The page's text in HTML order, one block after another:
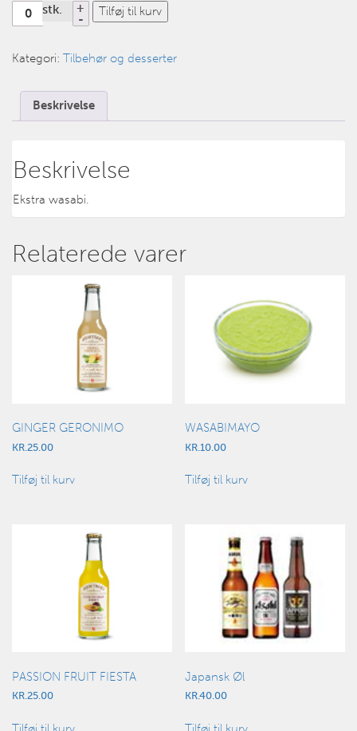
Antal
stk. Tilføj til kurv
Kategori: Tilbehør og desserter
Beskrivelse
Beskrivelse
Ekstra wasabi.
Relaterede varer
GINGER GERONIMO
KR. 25.00
Tilføj til kurv
WASABIMAYO
KR. 10.00
Tilføj til kurv
PASSION FRUIT FIESTA
KR.25.00
Japansk Øl
KR.40.00